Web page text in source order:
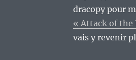
dracopy pour
« Attack of the
vais y revenir